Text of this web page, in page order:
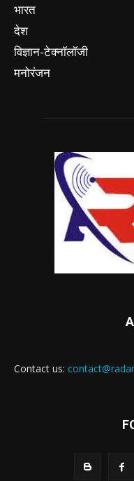
भारत
देश
विज्ञान-टेक्नॉलॉजी
मनोरंजन
Contact us: